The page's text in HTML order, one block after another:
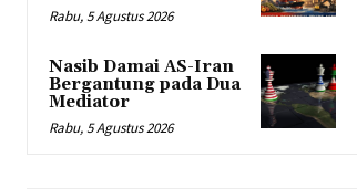
Rabu, 5 Agustus 2026
Nasib Damai AS-Iran
Bergantung pada Dua
Mediator
Rabu, 5 Agustus 2026